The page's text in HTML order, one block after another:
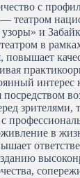
с
театром
узоры» и
в
повышает
интерес
посредством
зрителями,
с
в